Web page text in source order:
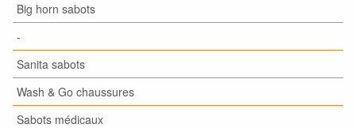
Big horn sabots
-
Sanita sabots
Wash & Go chaussures
Sabots médicaux